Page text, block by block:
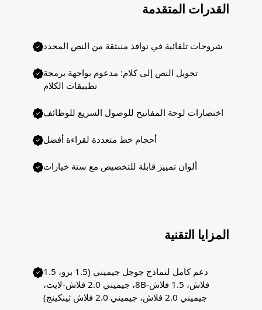
القدرات المتقدمة
شروحات تلقائية في نوافذ منبثقة من النص المحدد
تحويل النص إلى كلام: مدعوم بواجهة برمجة
تطبيقات الكلام
اختصارات لوحة المفاتيح للوصول السريع للوظائف
أحجام خط متعددة لقراءة أفضل
ألوان تمييز قابلة للتخصيص مع ستة خيارات
المزايا التقنية
دعم كامل لنماذج جوجل جيميني (1.5 برو، 1.5
فلاش، 1.5 فلاش-8B، جيميني 2.0 فلاش-لايت،
جيميني 2.0 فلاش، جيميني 2.0 فلاش ثينكينج)